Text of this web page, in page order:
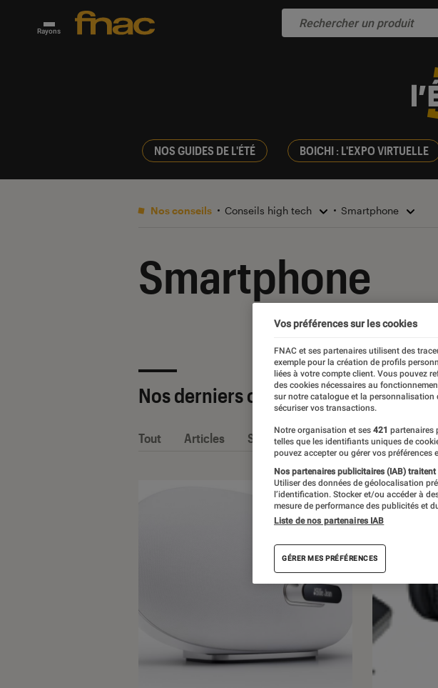
Rayons
NOS GUIDES DE L'ÉTÉ BOICHI : L'EXPO VIRTUELLE
Nos conseils Conseils high tech Smartphone
Smartphone
Nos derniers contenus
Tout Articles Sélections et guides Tests
Vos préférences sur les cookies
FNAC et ses partenaires utilisent des
exemple pour la création de profils
liées à votre compte client. Vous pouvez
des cookies nécessaires au
sur notre catalogue et la personnalisation
sécuriser vos transactions.
Notre organisation et ses 421 partenaires
telles que les identifiants uniques de
pouvez accepter ou gérer vos
Nos partenaires publicitaires (IAB)
Utiliser des données de géolocalisation
l’identification. Stocker et/ou accéder à
mesure de performance des publicités et
Liste de nos partenaires IAB
GÉRER MES PRÉFÉRENCES